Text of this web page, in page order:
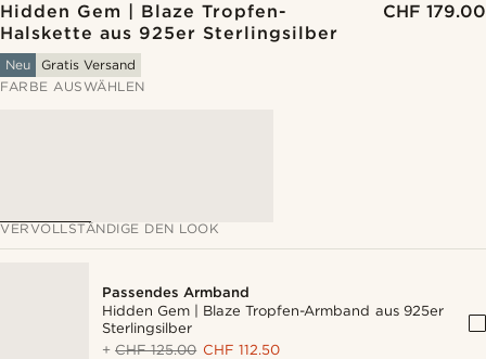
Hidden Gem | Blaze Tropfen-
Halskette aus 925er Sterlingsilber
CHF 179.00
Neu
Gratis Versand
FARBE AUSWÄHLEN
VERVOLLSTÄNDIGE DEN LOOK
Passendes Armband
Hidden Gem | Blaze Tropfen-Armband aus 925er
Sterlingsilber
+CHF 125.00 CHF 112.50